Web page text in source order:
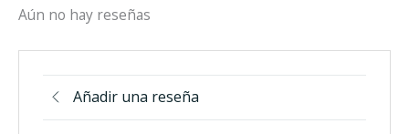
Aún no hay reseñas
Añadir una reseña